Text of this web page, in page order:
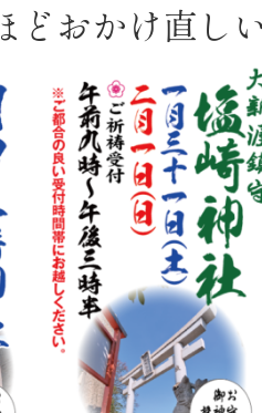
どおかけ直し